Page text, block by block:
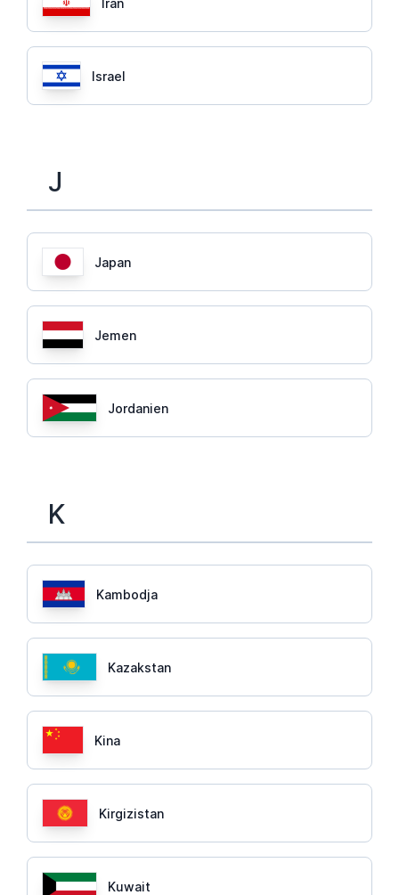
Israel
J
Japan
Jemen
Jordanien
K
Kambodja
Kazakstan
Kina
Kirgizistan
Kuwait